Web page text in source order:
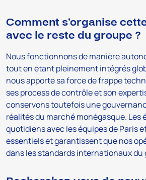
Comment s’organise
avec le reste du groupe ?
Nous fonctionnons de manière
tout en étant pleinement intégrés
nous apporte sa force de frappe
ses process de contrôle et son
conservons toutefois une
réalités du marché monégasque. Les
quotidiens avec les équipes de Paris
essentiels et garantissent que nos
dans les standards internationaux du